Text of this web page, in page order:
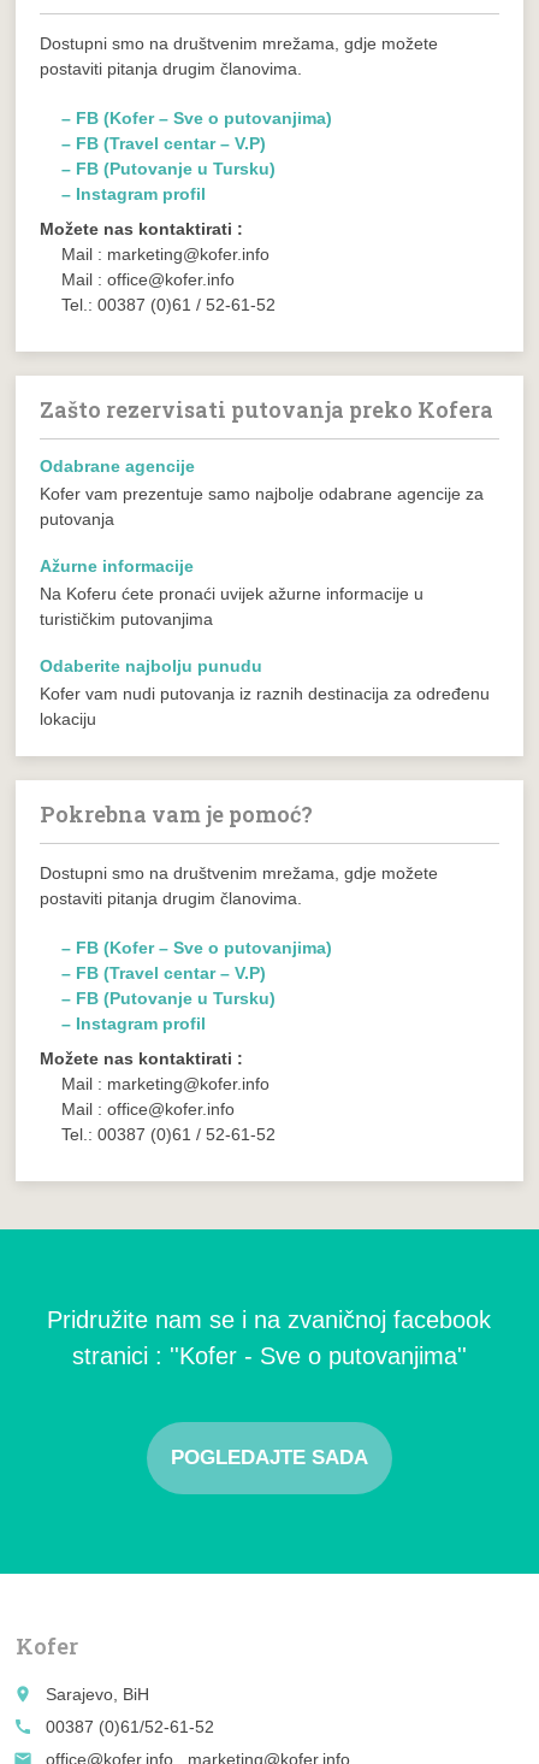
Dostupni smo na društvenim mrežama, gdje možete
postaviti pitanja drugim članovima.
– FB (Kofer – Sve o putovanjima)
– FB (Travel centar – V.P)
– FB (Putovanje u Tursku)
– Instagram profil
Možete nas kontaktirati :
Mail : marketing@kofer.info
Mail : office@kofer.info
Tel.: 00387 (0)61 / 52-61-52
Zašto rezervisati putovanja preko Kofera
Odabrane agencije
Kofer vam prezentuje samo najbolje odabrane agencije za
putovanja
Ažurne informacije
Na Koferu ćete pronaći uvijek ažurne informacije u
turističkim putovanjima
Odaberite najbolju punudu
Kofer vam nudi putovanja iz raznih destinacija za određenu
lokaciju
Pokrebna vam je pomoć?
Dostupni smo na društvenim mrežama, gdje možete
postaviti pitanja drugim članovima.
– FB (Kofer – Sve o putovanjima)
– FB (Travel centar – V.P)
– FB (Putovanje u Tursku)
– Instagram profil
Možete nas kontaktirati :
Mail : marketing@kofer.info
Mail : office@kofer.info
Tel.: 00387 (0)61 / 52-61-52
Pridružite nam se i na zvaničnoj facebook
stranici : ''Kofer - Sve o putovanjima''
POGLEDAJTE SADA
Kofer
place
Sarajevo, BiH
call
00387 (0)61/52-61-52
email
office@kofer.info , marketing@kofer.info